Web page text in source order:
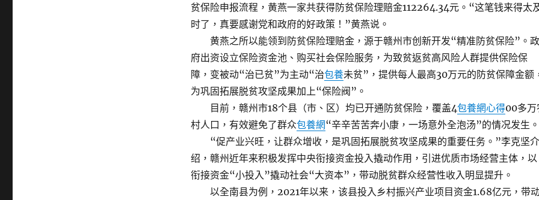
贫保险申报流程，黄燕一家共获得防贫保险理赔金112264.34元。“这笔钱来得太
时了，真要感谢党和政府的好政策！”黄燕说。
黄燕之所以能领到防贫保险理赔金，源于赣州市创新开发“精准防贫保险”。政
府出资设立保险资金池、购买社会保险服务，为致贫返贫高风险人群提供保险保
障，变被动“治已贫”为主动“治包養未贫”，提供每人最高30万元的防贫保障金额
为巩固拓展脱贫攻坚成果加上“保险阀”。
目前，赣州市18个县（市、区）均已开通防贫保险，覆盖4包養網心得00多万
村人口，有效避免了群众包養網“辛辛苦苦奔小康，一场意外全泡汤”的情况发生。
“促产业兴旺，让群众增收，是巩固拓展脱贫攻坚成果的重要任务。”李克坚介
绍，赣州近年来积极发挥中央衔接资金投入撬动作用，引进优质市场经营主体，以
衔接资金“小投入”撬动社会“大资本”，带动脱贫群众经营性收入明显提升。
以全南县为例，2021年以来，该县投入乡村振兴产业项目资金1.68亿元，带